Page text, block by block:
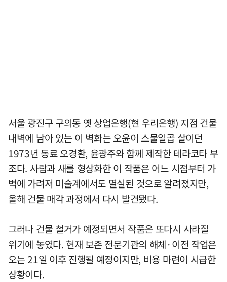
서울 광진구 구의동 옛 상업은행(현 우리은행) 지점 건물
내벽에 남아 있는 이 벽화는 오윤이 스물일곱 살이던
1973년 동료 오경환, 윤광주와 함께 제작한 테라코타 부
조다. 사람과 새를 형상화한 이 작품은 어느 시점부터 가
벽에 가려져 미술계에서도 멸실된 것으로 알려졌지만,
올해 건물 매각 과정에서 다시 발견됐다.
그러나 건물 철거가 예정되면서 작품은 또다시 사라질
위기에 놓였다. 현재 보존 전문기관의 해체·이전 작업은
오는 21일 이후 진행될 예정이지만, 비용 마련이 시급한
상황이다.